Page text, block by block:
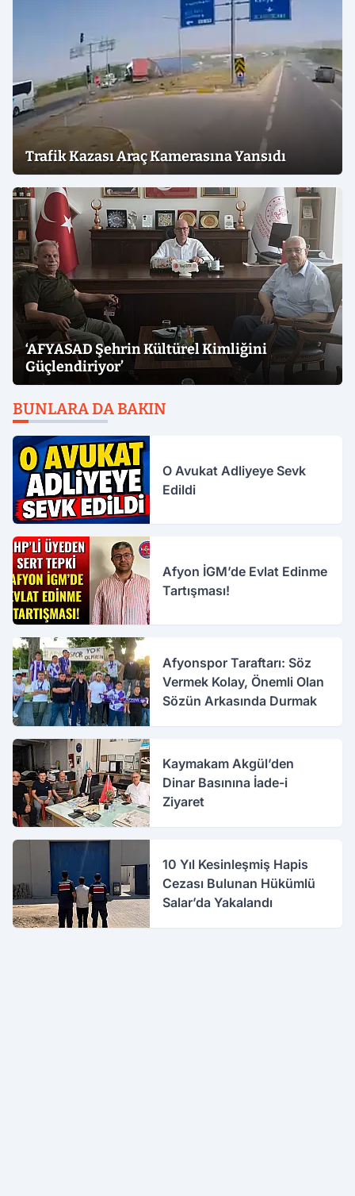
Trafik Kazası Araç Kamerasına Yansıdı
‘AFYASAD Şehrin Kültürel Kimliğini
Güçlendiriyor’
BUNLARA DA BAKIN
O Avukat Adliyeye Sevk
Edildi
Afyon İGM’de Evlat Edinme
Tartışması!
Afyonspor Taraftarı: Söz
Vermek Kolay, Önemli Olan
Sözün Arkasında Durmak
Kaymakam Akgül’den
Dinar Basınına İade-i
Ziyaret
10 Yıl Kesinleşmiş Hapis
Cezası Bulunan Hükümlü
Salar’da Yakalandı